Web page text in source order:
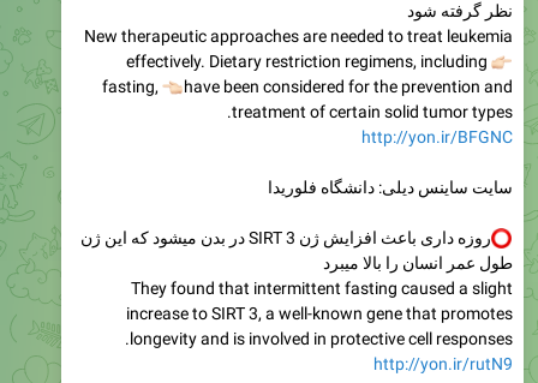
نظر گرفته شود
New therapeutic approaches are needed to treat leukemia
effectively. Dietary restriction regimens, including
fasting,👈🏻
have been considered for the prevention and
treatment of certain solid tumor types.
http://yon.ir/BFGNC
سایت ساینس دیلی: دانشگاه فلوریدا
روزه داری باعث افزایش ژن SIRT 3 در بدن میشود که این ژن
طول عمر انسان را بالا میبرد
They found that intermittent fasting caused a slight
increase to SIRT 3, a well-known gene that promotes
longevity and is involved in protective cell responses.
http://yon.ir/rutN9